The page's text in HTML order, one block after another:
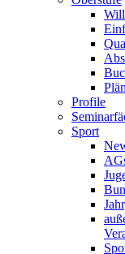
Profile
Sport